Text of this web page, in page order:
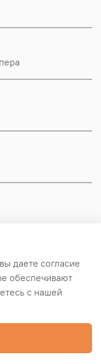
даете согласие
обеспечивают
с нашей